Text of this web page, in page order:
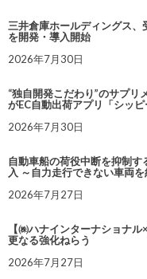
三井倉庫ホールディングス、
を開発・導入開始
2026年7月30日
“独自開発こだわり”のサプリ
がEC自動出荷アプリ「シッ
2026年7月30日
自動車船の荷役中断を抑制
入 ～自力走行できない車両
2026年7月27日
【㈱ハナインターナショナ
更なる強化ねらう
2026年7月27日